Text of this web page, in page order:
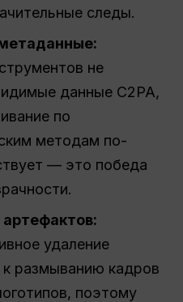
следы.
не
данные C2PA,
по
методам по-
— это победа
удаление
размыванию кадров
поэтому